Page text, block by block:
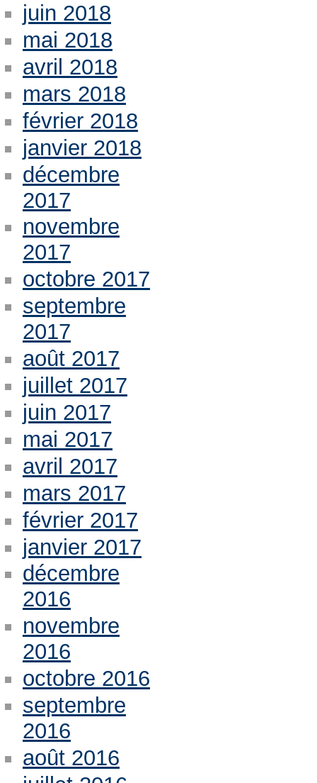
juin 2018
mai 2018
avril 2018
mars 2018
février 2018
janvier 2018
décembre
2017
novembre
2017
octobre 2017
septembre
2017
août 2017
juillet 2017
juin 2017
mai 2017
avril 2017
mars 2017
février 2017
janvier 2017
décembre
2016
novembre
2016
octobre 2016
septembre
2016
août 2016